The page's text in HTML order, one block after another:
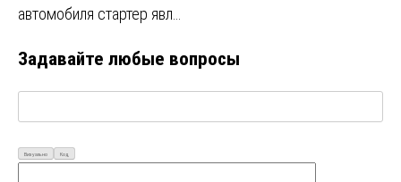
автомобиля стартер явл…
Задавайте любые вопросы
Визуально Код